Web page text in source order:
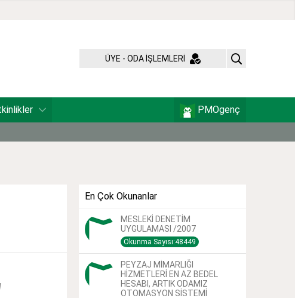
ÜYE - ODA İŞLEMLERİ
PMOgenç
En Çok Okunanlar
MESLEKİ DENETİM
UYGULAMASI /2007
Okunma Sayısı:48449
PEYZAJ MİMARLIĞI
HİZMETLERİ EN AZ BEDEL
HESABI, ARTIK ODAMIZ
OTOMASYON SİSTEMİ